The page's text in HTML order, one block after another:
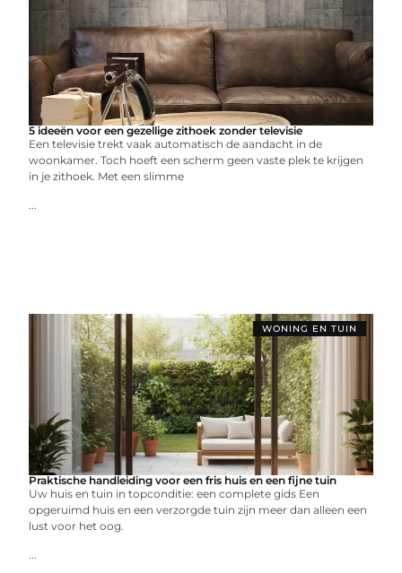
5 ideeën voor een gezellige zithoek zonder televisie
Een televisie trekt vaak automatisch de aandacht in de
woonkamer. Toch hoeft een scherm geen vaste plek te krijgen
in je zithoek. Met een slimme
...
WONING EN TUIN
Praktische handleiding voor een fris huis en een fijne tuin
Uw huis en tuin in topconditie: een complete gids Een
opgeruimd huis en een verzorgde tuin zijn meer dan alleen een
lust voor het oog.
...